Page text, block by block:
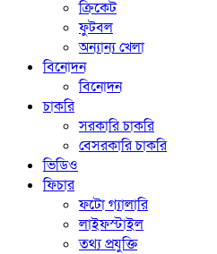
ক্রিকেট
ফুটবল
অন্যান্য খেলা
বিনোদন
বিনোদন
চাকরি
সরকারি চাকরি
বেসরকারি চাকরি
ভিডিও
ফিচার
ফটো গ্যালারি
লাইফস্টাইল
তথ্য প্রযুক্তি